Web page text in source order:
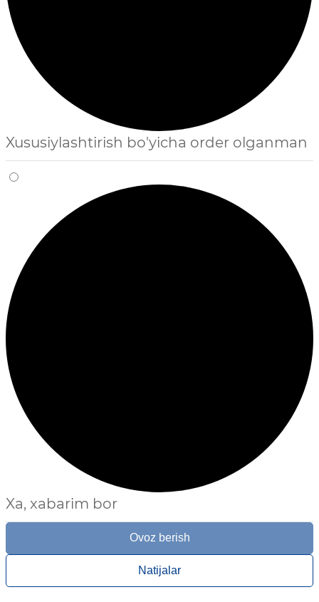
Xususiylashtirish bo'yicha order olganman
Xa, xabarim bor
Ovoz berish
Natijalar